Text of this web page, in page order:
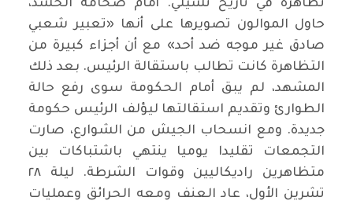
تظاهرة في تاريخ تشيلي. أمام ضخامة الحشد،
حاول الموالون تصويرها على أنها «تعبير شعبي
صادق غير موجه ضد أحد» مع أن أجزاء كبيرة من
التظاهرة كانت تطالب باستقالة الرئيس. بعد ذلك
المشهد، لم يبق أمام الحكومة سوى رفع حالة
الطوارئ وتقديم استقالتها ليؤلف الرئيس حكومة
جديدة. ومع انسحاب الجيش من الشوارع، صارت
التجمعات تقليدا يوميا ينتهي باشتباكات بين
متظاهرين راديكاليين وقوات الشرطة. ليلة ٢٨
تشرين الأول، عاد العنف ومعه الحرائق وعمليات